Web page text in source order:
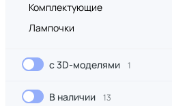
Комплектующие
Лампочки
с 3D-моделями 1
В наличии 13